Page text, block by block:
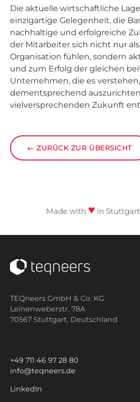
Die aktuelle wirtschaftliche
einzigartige Gelegenheit, die
nachhaltige und erfolgreiche
der Mitarbeiter sich nicht nur als
Organisation fühlen, sondern
und zum Erfolg der gleichen
Unternehmen, die es
dementsprechend
vielversprechenden Zukunft
←ZURÜCK ZUR ÜBERSICHT
Made with ♥ in
TEQneers GmbH & Co. KG
Leinenweberstr. 78A
70567 Stuttgart, Deutschland
+49 711 46 97 28 80
info@teqneers.de
LinkedIn